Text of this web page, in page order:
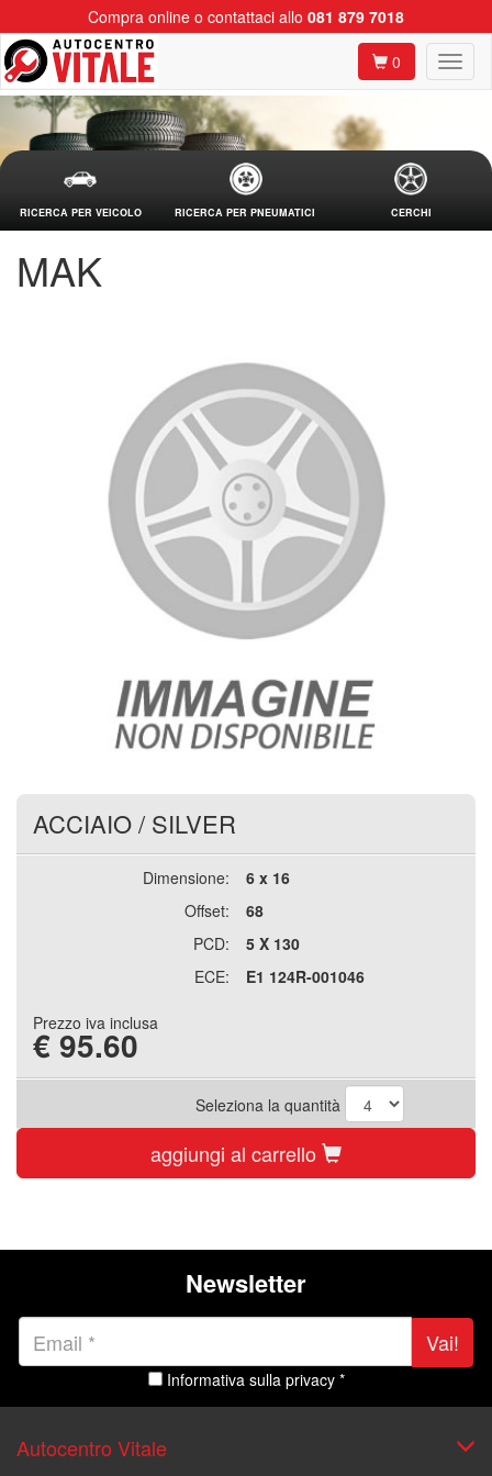
Compra online o contattaci allo 081 879 7018
0
RICERCA PER VEICOLO RICERCA PER PNEUMATICI CERCHI
MAK
ACCIAIO/ SILVER
Dimensione:
6 x 16
Offset:
68
PCD:
5 X 130
ECE:
E1 124R-001046
Prezzo iva inclusa
€ 95.60
Seleziona la quantità
aggiungi al carrello
Newsletter
Vai!
Informativa sulla privacy *
Autocentro Vitale